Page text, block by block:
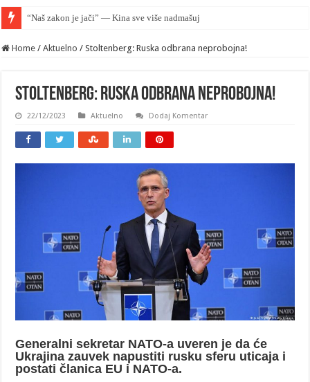
“Naš zakon je jači” — Kina sve više nadmašuje SAD u pravnom smislu
Home / Aktuelno / Stoltenberg: Ruska odbrana neprobojna!
Stoltenberg: Ruska odbrana neprobojna!
22/12/2023 Aktuelno Dodaj Komentar
Generalni sekretar NATO-a uveren je da će
Ukrajina zauvek napustiti rusku sferu uticaja i
postati članica EU i NATO-a.